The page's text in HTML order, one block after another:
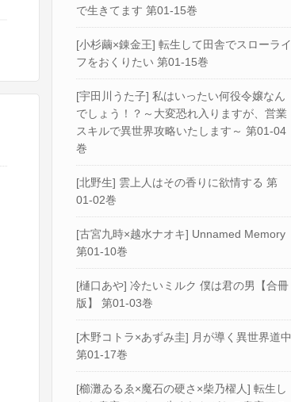
で生きてます 第01-15巻
[小杉繭×錬金王] 転生して田舎でスローライ
フをおくりたい 第01-15巻
[宇田川うた子] 私はいったい何役令嬢なん
でしょう！？～大変恐れ入りますが、営業
スキルで異世界攻略いたします～ 第01-04
巻
[北野生] 雲上人はその香りに欲情する 第
01-02巻
[古宮九時×越水ナオキ] Unnamed Memory
第01-10巻
[樋口あや] 冷たいミルク 僕は君の男【合冊
版】 第01-03巻
[木野コトラ×あずみ圭] 月が導く異世界道中
第01-17巻
[櫛灘ゐるゑ×魔石の硬さ×柴乃櫂人] 転生し